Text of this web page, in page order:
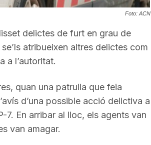
Foto: ACN
delictes de furt en grau de
atribueixen altres delictes com
a l’autoritat.
quan una patrulla que feia
d’una possible acció delictiva a
7. En arribar al lloc, els agents van
van amagar.